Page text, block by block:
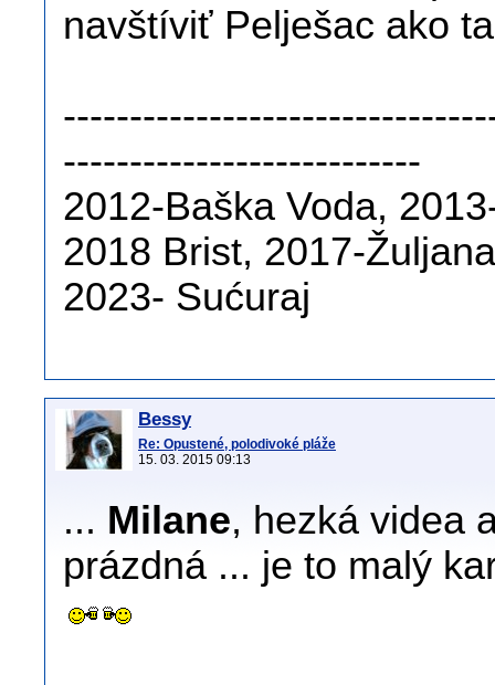
navštíviť Pelješac ako
---------------------------
2012-Baška Voda,
2018 Brist, 2017-
2023- Sućuraj
Bessy
Re: Opustené, polodivoké pláže
15. 03. 2015 09:13
... Milane, hezká videa
prázdná ... je to malý